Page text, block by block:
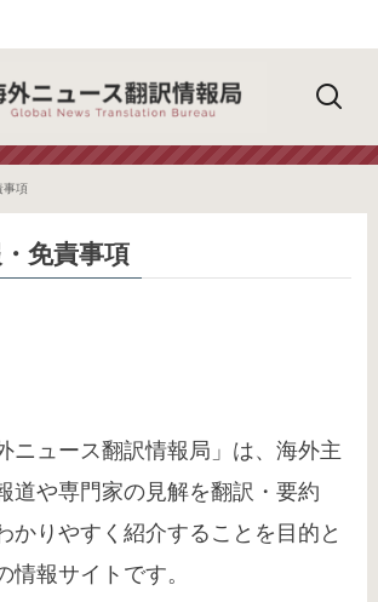
事項
免責事項
ニュース翻訳情報局」は、海外主
道や専門家の見解を翻訳・要約
かりやすく紹介することを目的と
情報サイトです。